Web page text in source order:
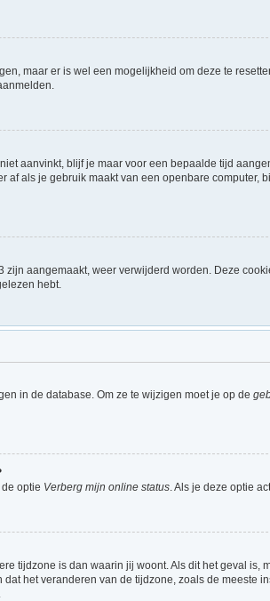
maar er is wel een mogelijkheid om deze te
aanvinkt, blijf je maar voor een bepaalde tijd
af als je gebruik maakt van een openbare
zijn aangemaakt, weer verwijderd worden. Deze
hebt.
in de database. Om ze te wijzigen moet je op de
optie Verberg mijn online status. Als je deze optie
tijdzone is dan waarin jij woont. Als dit het geval
dat het veranderen van de tijdzone, zoals de